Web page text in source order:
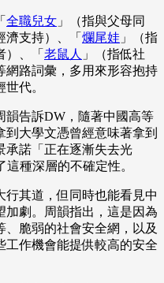
全職兒女 」（指與父母同
支持）、「 爛尾娃 」（指
、「 老鼠人 」（指低社
網路詞彙，多用來形容抱持
代。
韻告訴DW，隨著中國高等
大學文憑曾經意味著拿到
承諾「正在逐漸失去光
種深層的不確定性。
其道，但同時也能看見中
加劇。周韻指出，這是因為
、脆弱的社會安全網，以及
工作機會能提供較高的安全